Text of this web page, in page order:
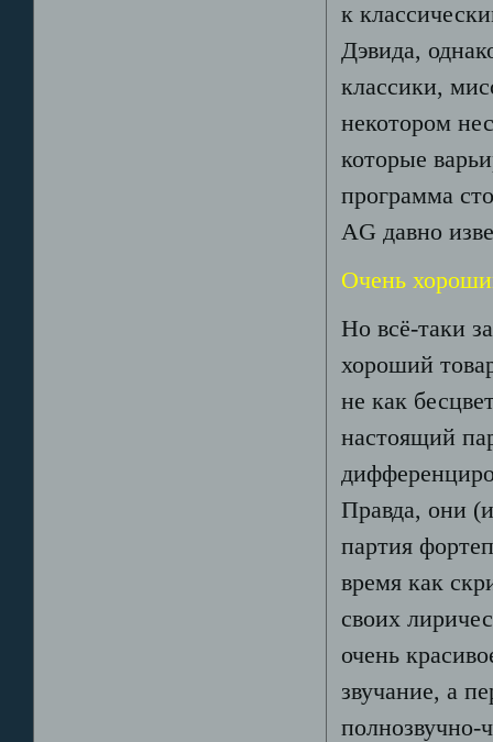
к
Дэвида,
классики,
некотором
которые
программа
AG давно
Очень
Но всё-таки
хороший
не как
настоящий
Правда, они
партия
время как
своих
очень
звучание, а
полнозвучно-